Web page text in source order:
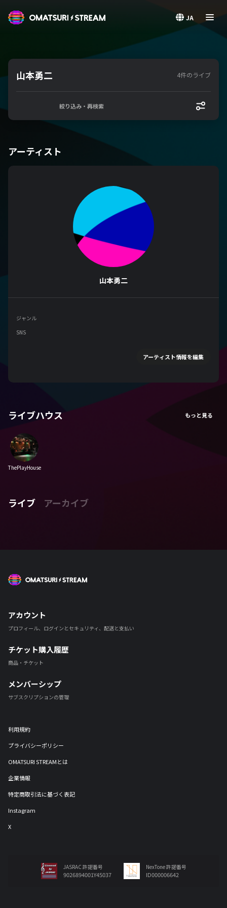
JA
山本勇二 4件のライブ
絞り込み・再検索
アーティスト
山本勇二
ジャンル
SNS
アーティスト情報を編集
ライブハウス
ThePlayHouse
ライブ アーカイブ
アカウント
プロフィール、ログインとセキュリティ、配送と支払い
チケット購入履歴
商品・チケット
メンバーシップ
サブスクリプションの管理
利用規約
プライバシーポリシー
OMATSURI STREAMとは
企業情報
特定商取引法に基づく表記
Instagram
X
JASRAC 許諾番号
9026894001Y45037
NexTone 許諾番号
ID000006642